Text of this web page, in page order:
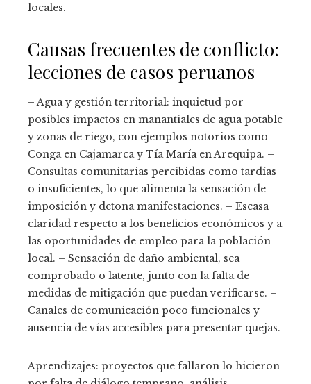
locales.
Causas frecuentes de conflicto:
lecciones de casos peruanos
– Agua y gestión territorial: inquietud por
posibles impactos en manantiales de agua potable
y zonas de riego, con ejemplos notorios como
Conga en Cajamarca y Tía María en Arequipa. –
Consultas comunitarias percibidas como tardías
o insuficientes, lo que alimenta la sensación de
imposición y detona manifestaciones. – Escasa
claridad respecto a los beneficios económicos y a
las oportunidades de empleo para la población
local. – Sensación de daño ambiental, sea
comprobado o latente, junto con la falta de
medidas de mitigación que puedan verificarse. –
Canales de comunicación poco funcionales y
ausencia de vías accesibles para presentar quejas.
Aprendizajes: proyectos que fallaron lo hicieron